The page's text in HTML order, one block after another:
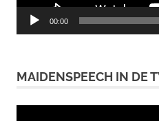
00:00
MAIDENSPEECH IN DE